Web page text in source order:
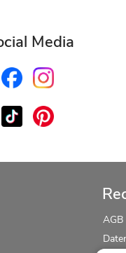
Media
AGB